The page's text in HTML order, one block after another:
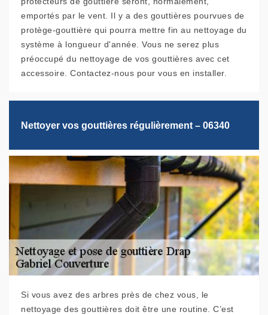
emportés par le vent. Il y a des gouttières pourvues de
protège-gouttière qui pourra mettre fin au nettoyage du
système à longueur d'année. Vous ne serez plus
préoccupé du nettoyage de vos gouttières avec cet
accessoire. Contactez-nous pour vous en installer.
Nettoyer vos gouttières régulièrement – 06340
Si vous avez des arbres près de chez vous, le
nettoyage des gouttières doit être une routine. C’est